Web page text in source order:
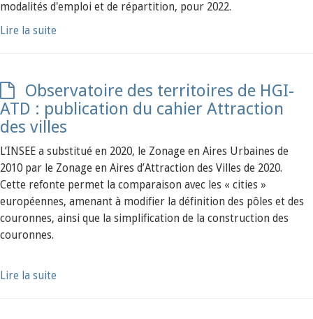
modalités d'emploi et de répartition, pour 2022.
Lire la suite
Observatoire des territoires de HGI-
ATD : publication du cahier Attraction
des villes
L’INSEE a substitué en 2020, le Zonage en Aires Urbaines de
2010 par le Zonage en Aires d’Attraction des Villes de 2020.
Cette refonte permet la comparaison avec les « cities »
européennes, amenant à modifier la définition des pôles et des
couronnes, ainsi que la simplification de la construction des
couronnes.
Lire la suite